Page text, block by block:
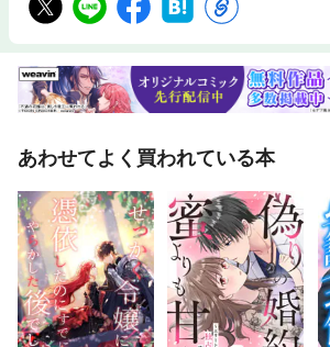
あわせてよく買われている本